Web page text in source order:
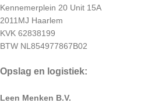
Kennemerplein 20 Unit 15A
2011MJ Haarlem
KVK 62838199
BTW NL854977867B02
Opslag en logistiek:
Leen Menken B.V.